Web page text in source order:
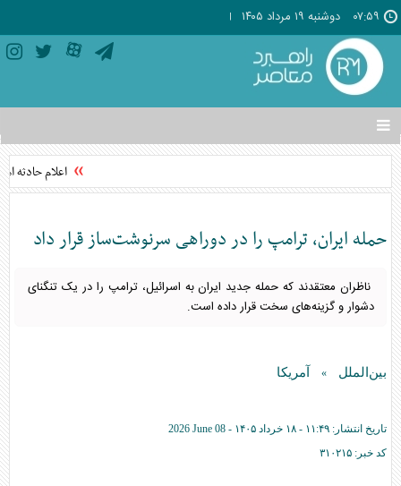
۰۷:۵۹ دوشنبه ۱۹ مرداد ۱۴۰۵
تغییر
وضعیت
منوی
ها
اعلام حادثه
حمله ایران، ترامپ را در دوراهی سرنوشت‌ساز قرار داد
ناظران معتقدند که حمله جدید ایران به اسرائیل، ترامپ را در یک تنگنای
دشوار و گزینه‌های سخت قرار داده است.
بین‌الملل » آمریکا
تاریخ انتشار: ۱۱:۴۹ - ۱۸ خرداد ۱۴۰۵ -
2026 June 08
کد خبر: ۳۱۰۲۱۵